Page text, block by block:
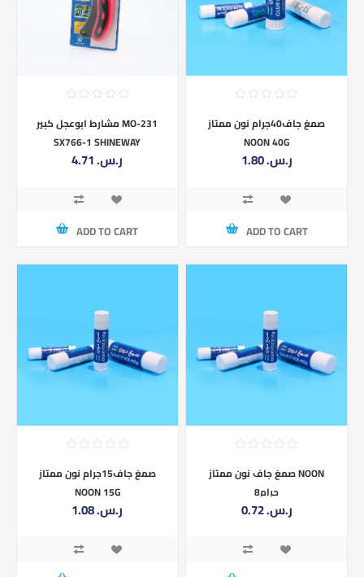
مشارط ابوعجل كبير MO-231
SX766-1 SHINEWAY
4.71 ر.س.‏
ADD TO CART
صمغ جاف40جرام نون ممتاز
NOON 40G
1.80 ر.س.‏
ADD TO CART
صمغ جاف15جرام نون ممتاز
NOON 15G
1.08 ر.س.‏
صمغ جاف نون ممتاز NOON
8جرام
0.72 ر.س.‏